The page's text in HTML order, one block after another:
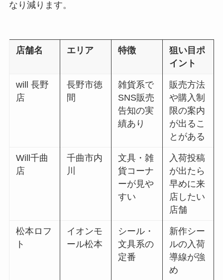
なり減ります。
店舗名 エリア 特徴
狙い目ポ
イント
will 長野
店
長野市徳
間
雑貨系で
SNS販売
告知の実
績あり
販売方法
や購入制
限の案内
が出るこ
とがある
Will千曲
店
千曲市内
川
文具・雑
貨コーナ
ーが見や
すい
入荷投稿
が出たら
早めに来
店したい
店舗
松本ロフ
ト
イオンモ
ール松本
シール・
文具系の
定番
新作シー
ルの入荷
導線が強
め